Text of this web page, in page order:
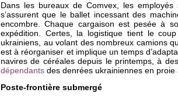
Dans les bureaux de Comvex, les
s’assurent que le ballet incessant des
encombre. Chaque cargaison est pesée à
expédition. Certes, la logistique tient le
ukrainiens, au volant des nombreux camions
est à réorganiser et implique un temps
navires de céréales depuis le printemps, à
dépendants des denrées ukrainiennes en proie
Poste-frontière submergé